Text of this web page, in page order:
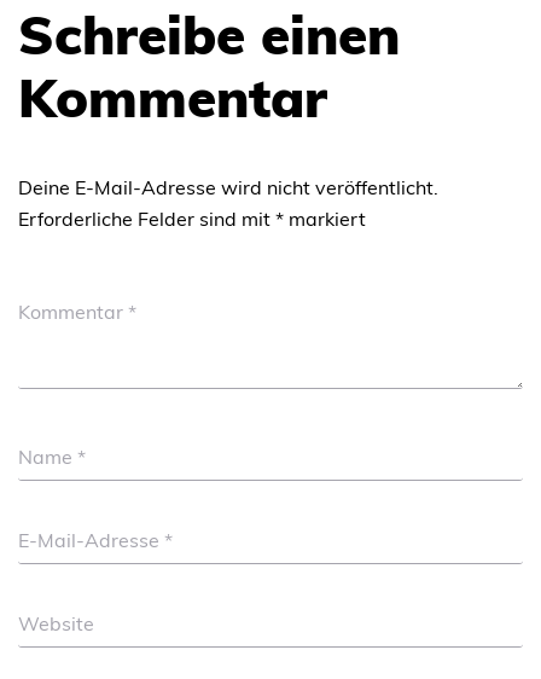
Schreibe einen
Kommentar
Deine E-Mail-Adresse wird nicht veröffentlicht.
Erforderliche Felder sind mit * markiert
Kommentar *
Name *
E-Mail-Adresse *
Website